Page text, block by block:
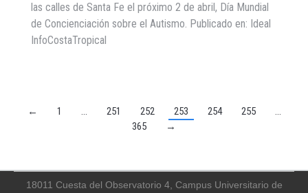
las calles de Santa Fe el próximo 2 de abril, Día Mundial
de Concienciación sobre el Autismo. Publicado en: Ideal
InfoCostaTropical
← 1 … 251 252 253 254 255
…
365
→
18011 Cuesta del Observatorio 4, Campus Universitario de